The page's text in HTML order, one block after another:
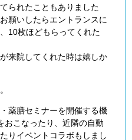
られたこともありました
願いしたらエントランスに
10枚ほどもらってくれた
来院してくれた時は嬉しか
薬膳セミナーを開催する機
おこなったり、近隣の自動
りイベントコラボもしまし